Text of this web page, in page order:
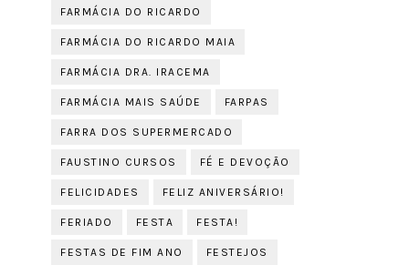
FARMÁCIA DO RICARDO
FARMÁCIA DO RICARDO MAIA
FARMÁCIA DRA. IRACEMA
FARMÁCIA MAIS SAÚDE FARPAS
FARRA DOS SUPERMERCADO
FAUSTINO CURSOS FÉ E DEVOÇÃO
FELICIDADES FELIZ ANIVERSÁRIO!
FERIADO FESTA FESTA!
FESTAS DE FIM ANO FESTEJOS